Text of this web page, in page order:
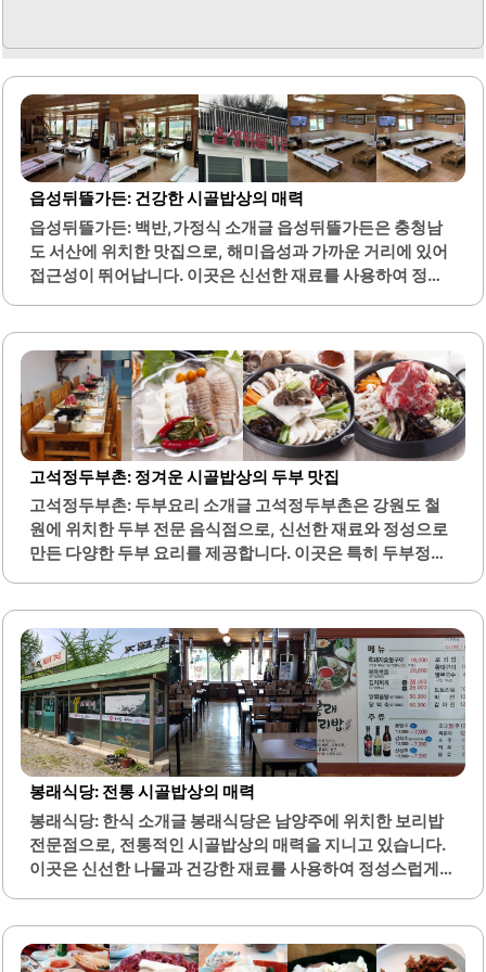
읍성뒤뜰가든: 건강한 시골밥상의 매력
읍성뒤뜰가든: 백반,가정식 소개글 읍성뒤뜰가든은 충청남
도 서산에 위치한 맛집으로, 해미읍성과 가까운 거리에 있어
접근성이 뛰어납니다. 이곳은 신선한 재료를 사용하여 정성
적합합니다.나물은 직접 채취한 것으로, 각각의 나물마다 다
른 조리법이 적용되어 다채로운 맛을 느낄 수 있습니다. 또한,
도토리전과 고등어 구이, 우렁된장찌개 등 다양한 메뉴가 함
께 제공되어 풍성한 한 끼를 경험할 수 있습니다. 보리수고추
장을 사용한 닭볶음탕은 국물이 진하고 닭고기가 쫄깃하여
많은 이들에게 사랑받고 있습니다.친환경적인 먹거리를 지
향하며, 정갈한 반찬과 함께 제공되는 식사는 건강을 중요시
하는 분들에게 적합합니다. 가게 내부는 아늑하고 편안한 분
위기로, 단체 모임이나 가족 외식에 적합한 공간을 제공합니
다. 사장님의 친절한 서비스와..
고석정두부촌: 정겨운 시골밥상의 두부 맛집
고석정두부촌: 두부요리 소개글 고석정두부촌은 강원도 철
원에 위치한 두부 전문 음식점으로, 신선한 재료와 정성으로
만든 다양한 두부 요리를 제공합니다. 이곳은 특히 두부정식
로, 고소하고 담백한 맛이 특징입니다.또한, 두부를 활용한
다양한 요리들이 제공되어 식사의 즐거움을 더합니다. 기본
반찬 또한 정갈하게 준비되어 있으며, 양이 푸짐하여 만족스
러운 식사를 경험할 수 있습니다. 식사 중 제공되는 계란찜은
부드럽고 풍미가 뛰어나며, 두부와 함께 조화를 이루어 더욱
맛있습니다.이곳은 가족 단위 방문객에게도 적합하며, 편안
한 분위기에서 식사를 즐길 수 있습니다. 직원들은 친절하게
응대하며, 고객의 편의를 고려한 서비스가 돋보입니다. 고석
정두부촌은 아침 식사로도 적합하여, 이른 시간에 방문해도
신선한..
봉래식당: 전통 시골밥상의 매력
봉래식당: 한식 소개글 봉래식당은 남양주에 위치한 보리밥
전문점으로, 전통적인 시골밥상의 매력을 지니고 있습니다.
이곳은 신선한 나물과 건강한 재료를 사용하여 정성스럽게
다.또한, 제육볶음은 강한 맛으로 보리밥과 함께 먹으면 조화
로운 맛을 느낄 수 있습니다. 봉래식당은 오랜 전통을 자랑하